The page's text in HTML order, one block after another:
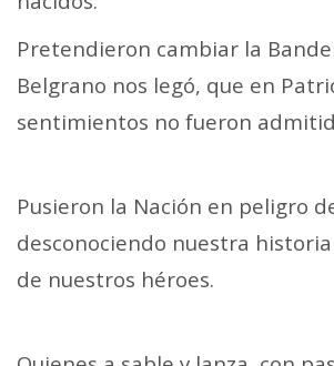
Pretendieron cambiar la
Belgrano nos legó, que en
sentimientos no fueron
Pusieron la Nación en peligro
desconociendo nuestra
de nuestros héroes.